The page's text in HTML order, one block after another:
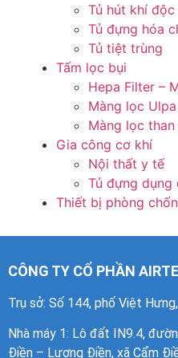
Tủ hút khí
Tủ đựng hóa
Tủ tiệt trùng
Tấm lọc bụi
Hepa Filter –
Màng lọc Ulpa
Màng lọc
Gia công cơ khí
Nội thất y tế
Tủ đựng dụng
Thiết bị phòng
CÔNG TY CỔ PHẦN
Trụ sở: Số 144, phố Việt
Nhà máy 1: Lô đất IN9.4,
Điền – Lương Điền, xã Cẩm